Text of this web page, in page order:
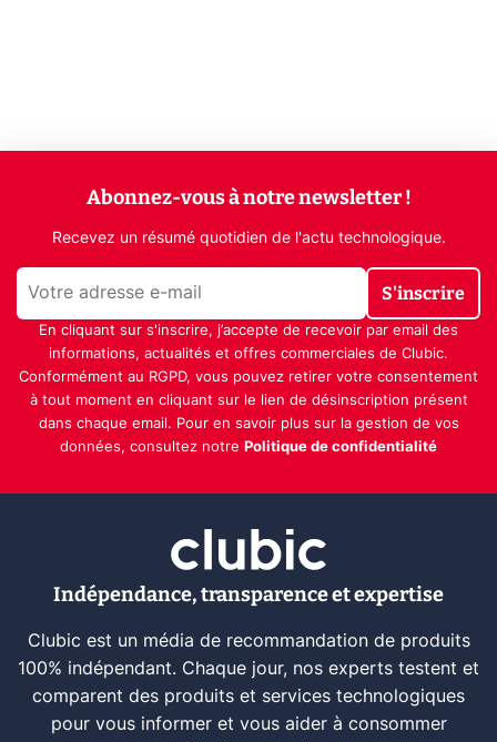
Abonnez-vous à notre newsletter !
Recevez un résumé quotidien de l'actu technologique.
S'inscrire
En cliquant sur s'inscrire, j’accepte de recevoir par email des
informations, actualités et offres commerciales de Clubic.
Conformément au RGPD, vous pouvez retirer votre consentement
à tout moment en cliquant sur le lien de désinscription présent
dans chaque email. Pour en savoir plus sur la gestion de vos
données, consultez notre Politique de confidentialité
Indépendance, transparence et expertise
Clubic est un média de recommandation de produits
100% indépendant. Chaque jour, nos experts testent et
comparent des produits et services technologiques
pour vous informer et vous aider à consommer